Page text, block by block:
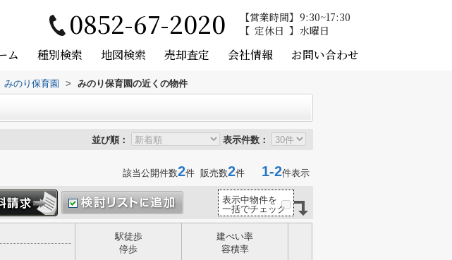
0852-67-2020 営業時間
9:30~17:30
定休日
水曜日
ム 種別検索 地図検索 売却査定 会社情報 お問い合わせ
みのり保育園 > みのり保育園の近くの物件
並び順： 表示件数：
該当公開件数2件 販売数2件 1-2件表示
表示中物件を
一括でチェック
駅徒歩
停歩
建ぺい率
容積率